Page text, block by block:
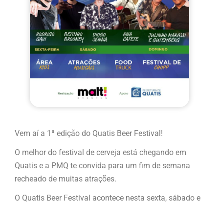
Vem aí a 1ª edição do Quatis Beer Festival!
O melhor do festival de cerveja está chegando em
Quatis e a PMQ te convida para um fim de semana
recheado de muitas atrações.
O Quatis Beer Festival acontece nesta sexta, sábado e